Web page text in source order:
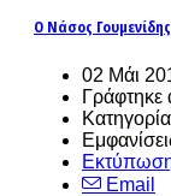
Ο Νάσος
02 Μάι
Email